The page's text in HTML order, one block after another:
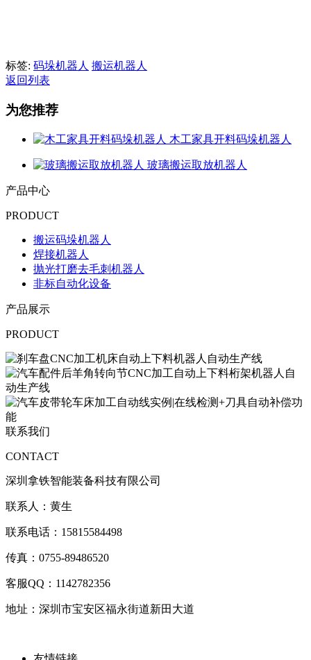
标签: 码垛机器人 搬运机器人
返回列表
为您推荐
木工家具开料码垛机器人
玻璃搬运取放机器人
产品中心
PRODUCT
搬运码垛机器人
焊接机器人
抛光打磨去毛刺机器人
非标自动化设备
产品展示
PRODUCT
联系我们
CONTACT
深圳拿铁智能装备科技有限公司
联系人：黄生
联系电话： 15815584498
传真： 0755-89486520
客服QQ：1142782356
地址：深圳市宝安区福永街道新田大道